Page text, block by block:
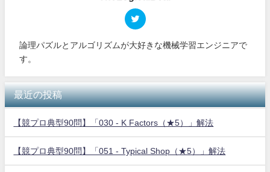
論理パズルとアルゴリズムが大好きな機械学習エンジニアで
す。
最近の投稿
【競プロ典型90問】「030 - K Factors（★5）」解法
【競プロ典型90問】「051 - Typical Shop（★5）」解法